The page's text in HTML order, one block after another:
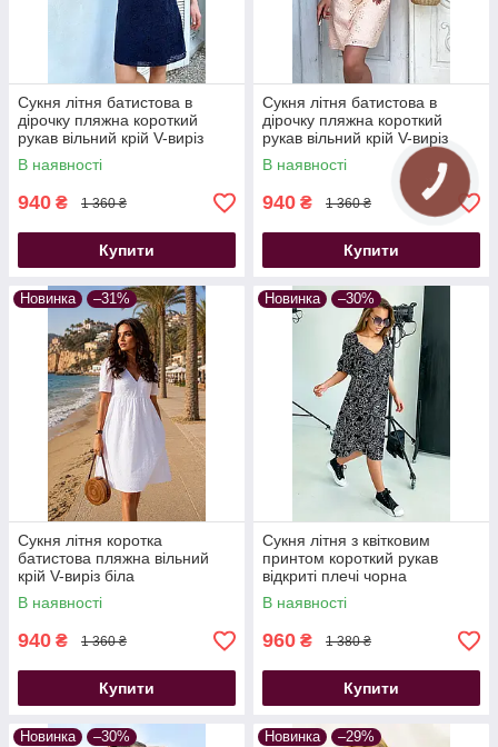
Сукня літня батистова в
дірочку пляжна короткий
рукав вільний крій V-виріз
синя
В наявності
940 ₴ 1 360 ₴
Купити
Сукня літня батистова в
дірочку пляжна короткий
рукав вільний крій V-виріз
персикова
В наявності
940 ₴ 1 360 ₴
Купити
Новинка –31%
Сукня літня коротка
батистова пляжна вільний
крій V-виріз біла
В наявності
940 ₴ 1 360 ₴
Купити
Новинка –30%
Сукня літня з квітковим
принтом короткий рукав
відкриті плечі чорна
В наявності
960 ₴ 1 380 ₴
Купити
Новинка –30% Новинка –29%